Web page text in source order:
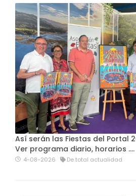
Así serán las Fiestas del Portal
Ver programa diario, horarios ….
4-08-2026 De total actualidad